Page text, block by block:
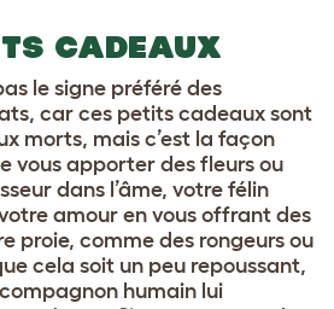
CADEAUX
le signe préféré des
car ces petits cadeaux sont
morts, mais c’est la façon
vous apporter des fleurs ou
dans l’âme, votre félin
amour en vous offrant des
proie, comme des rongeurs ou
cela soit un peu repoussant,
humain lui